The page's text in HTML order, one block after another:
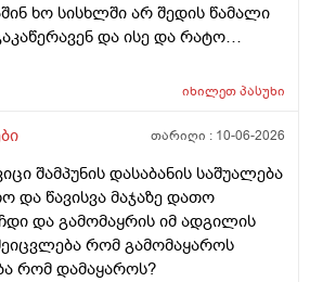
ხო სისხლში არ შედის წამალი
და ისე და რატო
თუ ანა ფილოქსიოზე არ
რატო არიან მზად ყოფნაში გუშინ
სინდს ყველგან და რატომ
კლინიკებში რატომ ეს
იხილეთპასუხი
თარიღი : 10-06-2026
შამპუნის დასაბანის საშუალება
და წავისვა მაჯაზე დათო
და გამომაყრის იმ ადგილის
რომ გამომაყაროს
რომ დამაყაროს?